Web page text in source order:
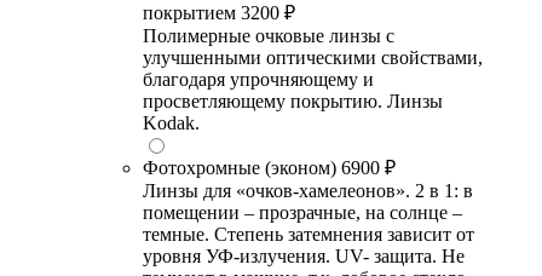
покрытием 3200 ₽
Полимерные очковые линзы с
улучшенными оптическими свойствами,
благодаря упрочняющему и
просветляющему покрытию. Линзы
Kodak.
Фотохромные (эконом) 6900 ₽
Линзы для «очков-хамелеонов». 2 в 1: в
помещении – прозрачные, на солнце –
темные. Степень затемнения зависит от
уровня УФ-излучения. UV- защита. Не